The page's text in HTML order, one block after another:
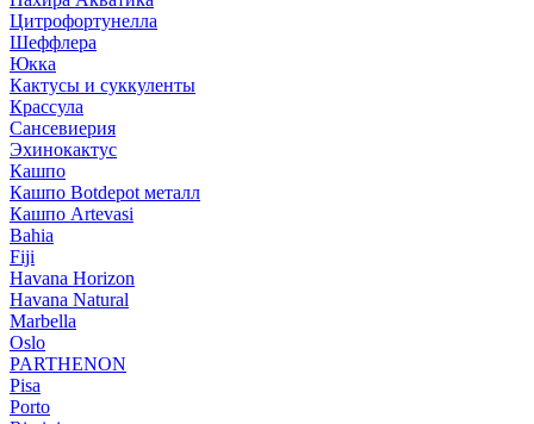
Цитрофортунелла
Шеффлера
Юкка
Кактусы и суккуленты
Крассула
Сансевиерия
Эхинокактус
Кашпо
Кашпо Botdepot металл
Кашпо Artevasi
Bahia
Fiji
Havana Horizon
Havana Natural
Marbella
Oslo
PARTHENON
Pisa
Porto